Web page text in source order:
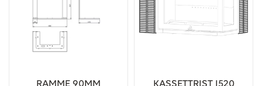
RAMME 90MM KASSETTRIST I520